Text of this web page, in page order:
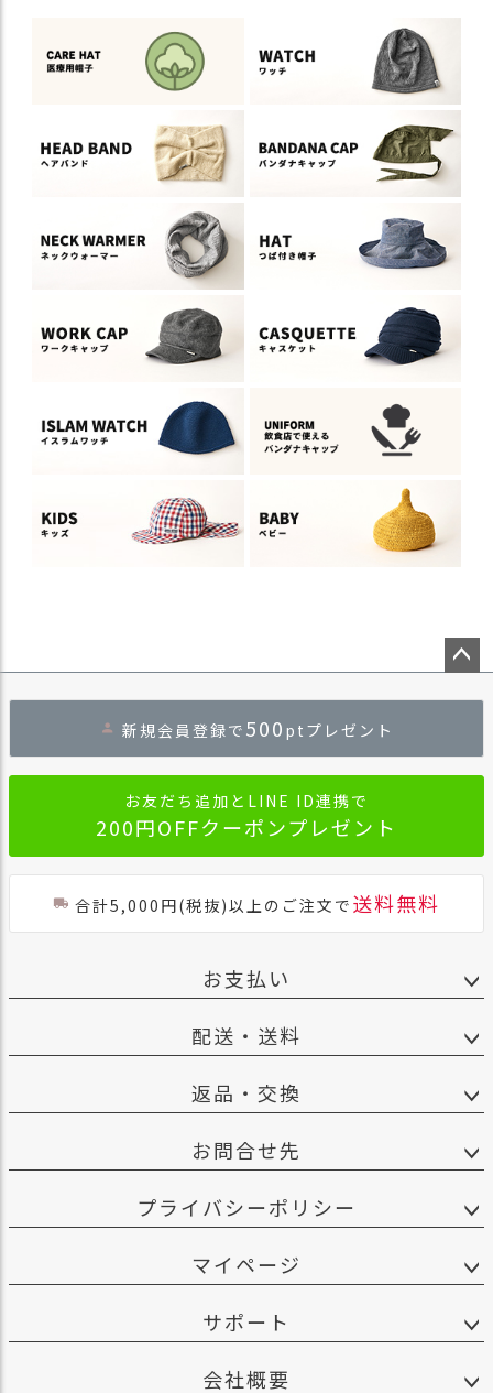
ジト
へ
新規会員登録で 500 ptプレゼント
お友だち追加とLINE ID連携で
200円OFFクーポンプレゼント
合計5,000円(税抜)以上のご注文で 送料無料
お支払い
配送・送料
返品・交換
お問合せ先
プライバシーポリシー
マイページ
サポート
会社概要